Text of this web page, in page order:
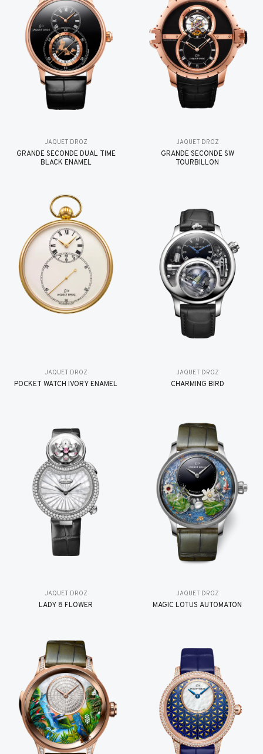
JAQUET DROZ
GRANDE SECONDE DUAL TIME
BLACK ENAMEL
JAQUET DROZ
GRANDE SECONDE SW
TOURBILLON
JAQUET DROZ
POCKET WATCH IVORY ENAMEL
JAQUET DROZ
CHARMING BIRD
JAQUET DROZ
LADY 8 FLOWER
JAQUET DROZ
MAGIC LOTUS AUTOMATON